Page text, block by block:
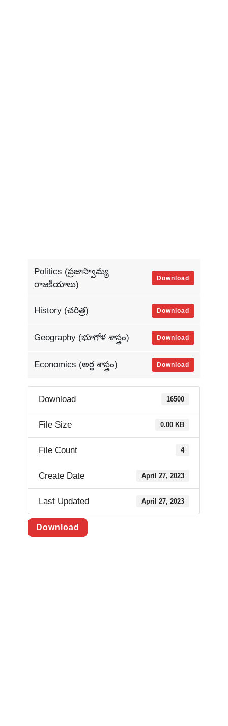
Politics (ప్రజాస్వామ్య
రాజకీయాలు)
Download
History (చరిత్ర) Download
Geography (భూగోళ శాస్త్రం) Download
Economics (అర్ధ శాస్త్రం) Download
Download 16500
File Size 0.00 KB
File Count 4
Create Date April 27, 2023
Last Updated April 27, 2023
Download